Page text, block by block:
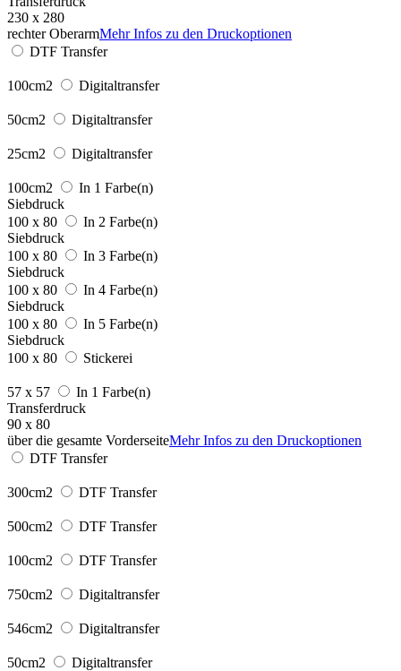
230 x 280
rechter OberarmMehr Infos zu den Druckoptionen
DTF Transfer
100cm2 Digitaltransfer
50cm2 Digitaltransfer
25cm2 Digitaltransfer
100cm2
In 1 Farbe(n)
Siebdruck
100 x 80
In 2 Farbe(n)
Siebdruck
100 x 80
In 3 Farbe(n)
Siebdruck
100 x 80
In 4 Farbe(n)
Siebdruck
100 x 80
In 5 Farbe(n)
Siebdruck
100 x 80
Stickerei
57 x 57
In 1 Farbe(n)
Transferdruck
90 x 80
über die gesamte VorderseiteMehr Infos zu den Druckoptionen
DTF Transfer
300cm2 DTF Transfer
500cm2 DTF Transfer
100cm2 DTF Transfer
750cm2 Digitaltransfer
546cm2 Digitaltransfer
50cm2 Digitaltransfer